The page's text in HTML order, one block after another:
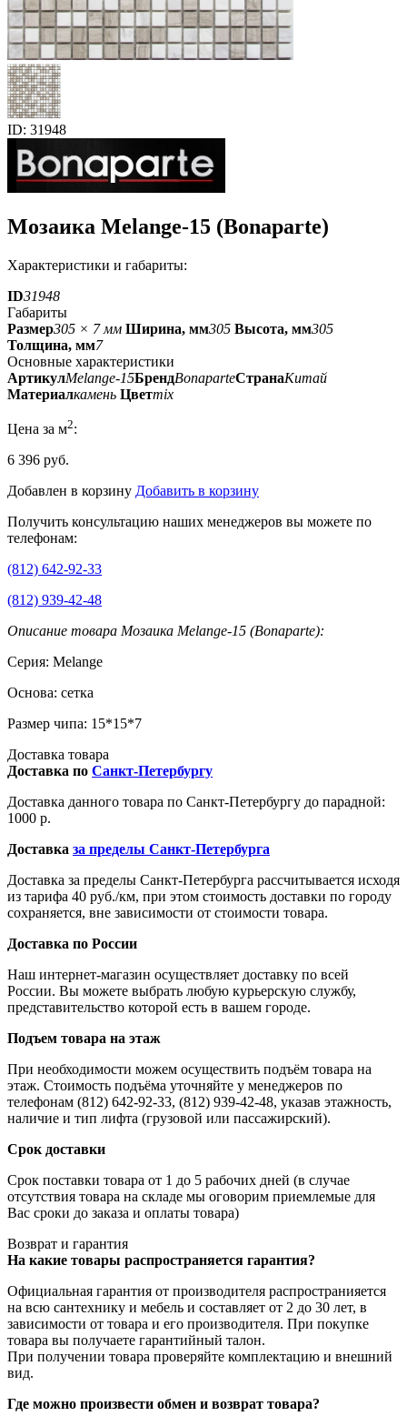
ID: 31948
Мозаика Melange-15 (Bonaparte)
Характеристики и габариты:
ID31948
Габариты
Размер305 × 7 мм Ширина, мм305 Высота, мм305
Толщина, мм7
Основные характеристики
АртикулMelange-15БрендBonaparteСтранаКитай
Материалкамень Цветmix
Цена за м2:
6 396 руб.
Добавлен в корзину Добавить в корзину
Получить консультацию наших менеджеров вы можете по
телефонам:
(812) 642-92-33
(812) 939-42-48
Описание товара Мозаика Melange-15 (Bonaparte):
Серия: Melange
Основа: сетка
Размер чипа: 15*15*7
Доставка товара
Доставка по Санкт-Петербургу
Доставка данного товара по Санкт-Петербургу до парадной:
1000 р.
Доставка за пределы Санкт-Петербурга
Доставка за пределы Санкт-Петербурга рассчитывается исходя
из тарифа 40 руб./км, при этом стоимость доставки по городу
сохраняется, вне зависимости от стоимости товара.
Доставка по России
Наш интернет-магазин осуществляет доставку по всей
России. Вы можете выбрать любую курьерскую службу,
представительство которой есть в вашем городе.
Подъем товара на этаж
При необходимости можем осуществить подъём товара на
этаж. Стоимость подъёма уточняйте у менеджеров по
телефонам (812) 642-92-33, (812) 939-42-48, указав этажность,
наличие и тип лифта (грузовой или пассажирский).
Срок доставки
Срок поставки товара от 1 до 5 рабочих дней (в случае
отсутствия товара на складе мы оговорим приемлемые для
Вас сроки до заказа и оплаты товара)
Возврат и гарантия
На какие товары распространяется гарантия?
Официальная гарантия от производителя распространияется
на всю сантехнику и мебель и составляет от 2 до 30 лет, в
зависимости от товара и его производителя. При покупке
товара вы получаете гарантийный талон.
При получении товара проверяйте комплектацию и внешний
вид.
Где можно произвести обмен и возврат товара?